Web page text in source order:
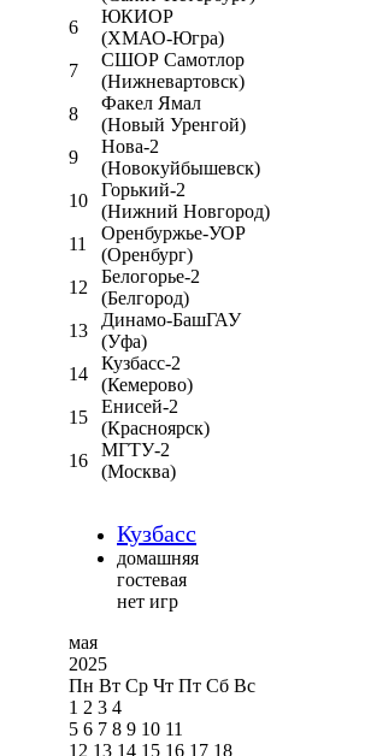
6
ЮКИОР
(ХМАО-Югра)
7
СШОР Самотлор
(Нижневартовск)
8
Факел Ямал
(Новый Уренгой)
9
Нова-2
(Новокуйбышевск)
10
Горький-2
(Нижний Новгород)
11
Оренбуржье-УОР
(Оренбург)
12
Белогорье-2
(Белгород)
13
Динамо-БашГАУ
(Уфа)
14
Кузбасс-2
(Кемерово)
15
Енисей-2
(Красноярск)
16
МГТУ-2
(Москва)
Кузбасс
домашняя
гостевая
нет игр
мая
2025
Пн Вт Ср Чт Пт Сб Вс
1 2 3 4
5 6 7 8 9 10 11
12 13 14 15 16 17 18